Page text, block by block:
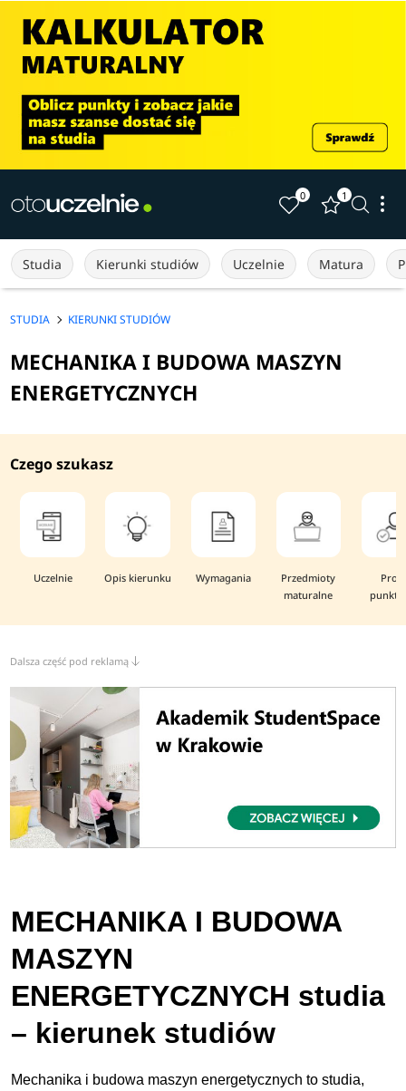
0 1
Studia Kierunki studiów Uczelnie Matura
STUDIA KIERUNKI STUDIÓW
MECHANIKA I BUDOWA MASZYN
ENERGETYCZNYCH
Czego szukasz
Uczelnie Opis kierunku Wymagania
Przedmioty
maturalne
Dalsza część pod reklamą
MECHANIKA I BUDOWA
MASZYN
ENERGETYCZNYCH studia
– kierunek studiów
Mechanika i budowa maszyn energetycznych to studia,